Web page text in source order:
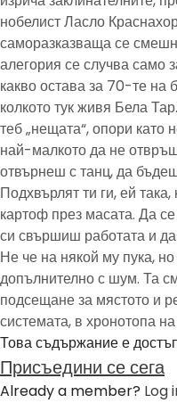
нобелист Ласло
саморазказваща се
алегория се случва само
какво остава за 70-те на
колкото тук живя Бела
теб „нещата“, опори като
най-малкото да не
отвърнеш с танц, да
Подхвърлят ти ги, ей
картоф през масата. Да
си свършиш работата и
Не че на някой му пука,
допълнително с шум. Та
подсещане за мястото и
системата, в хронотопа
Това съдържание е
Присъедини се сега
Already a member? Log